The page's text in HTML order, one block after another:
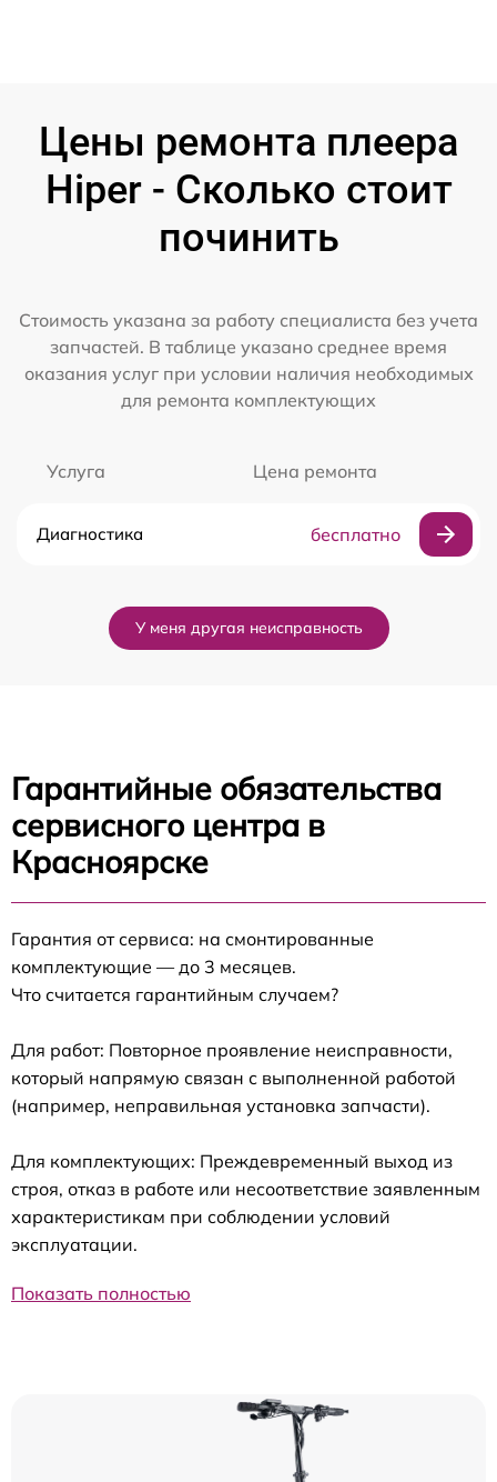
Цены ремонта плеера
Hiper - Сколько стоит
починить
Стоимость указана за работу специалиста без учета
запчастей. В таблице указано среднее время
оказания услуг при условии наличия необходимых
для ремонта комплектующих
Услуга Цена ремонта
Диагностика бесплатно
У меня другая неисправность
Гарантийные обязательства
сервисного центра в
Красноярске
Гарантия от сервиса: на смонтированные
комплектующие — до 3 месяцев.
Что считается гарантийным случаем?
Для работ: Повторное проявление неисправности,
который напрямую связан с выполненной работой
(например, неправильная установка запчасти).
Для комплектующих: Преждевременный выход из
строя, отказ в работе или несоответствие заявленным
характеристикам при соблюдении условий
эксплуатации.
Показать полностью